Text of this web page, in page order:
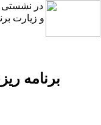
در نشستی
برنامه ریزی